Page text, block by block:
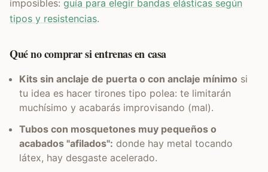
imposibles: guía para elegir bandas elásticas según
tipos y resistencias.
Qué no comprar si entrenas en casa
Kits sin anclaje de puerta o con anclaje mínimo si
tu idea es hacer tirones tipo polea: te limitarán
muchísimo y acabarás improvisando (mal).
Tubos con mosquetones muy pequeños o
acabados "afilados": donde hay metal tocando
látex, hay desgaste acelerado.